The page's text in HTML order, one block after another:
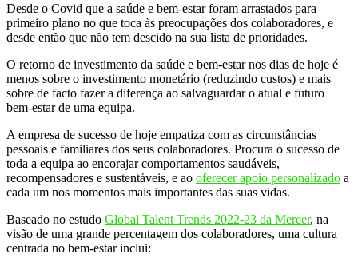
Desde o Covid que a saúde e bem-estar foram arrastados para
primeiro plano no que toca às preocupações dos colaboradores, e
desde então que não tem descido na sua lista de prioridades.
O retorno de investimento da saúde e bem-estar nos dias de hoje é
menos sobre o investimento monetário (reduzindo custos) e mais
sobre de facto fazer a diferença ao salvaguardar o atual e futuro
bem-estar de uma equipa.
A empresa de sucesso de hoje empatiza com as circunstâncias
pessoais e familiares dos seus colaboradores. Procura o sucesso de
toda a equipa ao encorajar comportamentos saudáveis,
recompensadores e sustentáveis, e ao oferecer apoio personalizado a
cada um nos momentos mais importantes das suas vidas.
Baseado no estudo Global Talent Trends 2022-23 da Mercer, na
visão de uma grande percentagem dos colaboradores, uma cultura
centrada no bem-estar inclui: